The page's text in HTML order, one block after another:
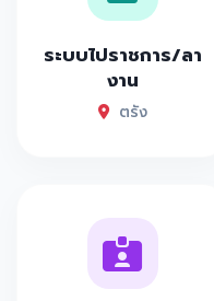
ระบบไปราชการ/ลา
งาน
ตรัง